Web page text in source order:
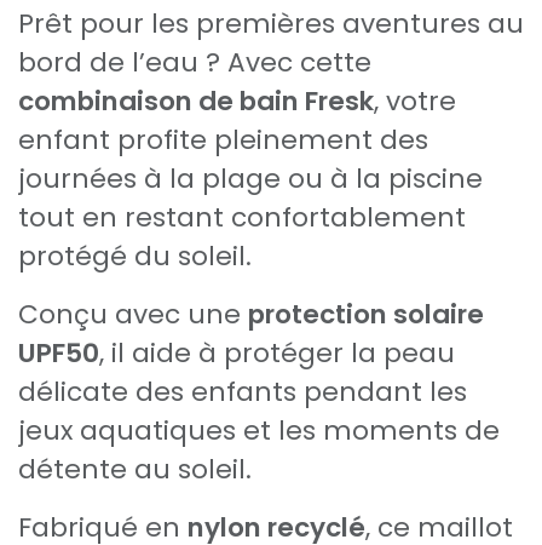
Prêt pour les premières aventures au
bord de l’eau ? Avec cette
combinaison de bain Fresk, votre
enfant profite pleinement des
journées à la plage ou à la piscine
tout en restant confortablement
protégé du soleil.
Conçu avec une protection solaire
UPF50, il aide à protéger la peau
délicate des enfants pendant les
jeux aquatiques et les moments de
détente au soleil.
Fabriqué en nylon recyclé, ce maillot